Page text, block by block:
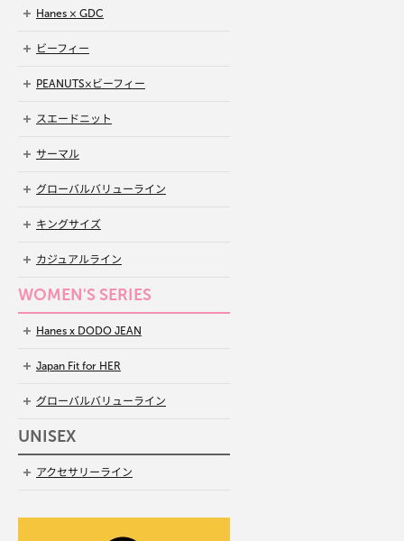
Hanes × GDC
ビーフィー
PEANUTS×ビーフィー
スエードニット
サーマル
グローバルバリューライン
キングサイズ
カジュアルライン
WOMEN'S SERIES
Hanes x DODO JEAN
Japan Fit for HER
グローバルバリューライン
UNISEX
アクセサリーライン